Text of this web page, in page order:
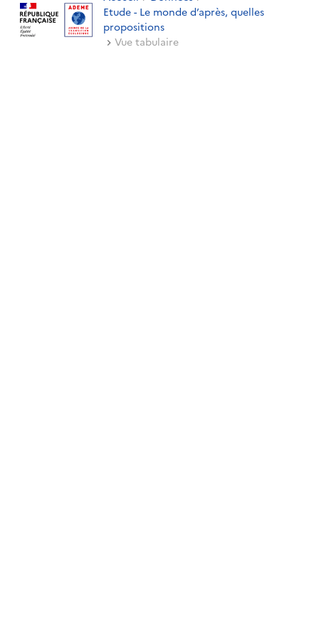
Etude - Le monde d’après, quelles
propositions
Vue tabulaire